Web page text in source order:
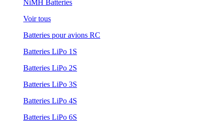
NiMH Batteries
Voir tous
Batteries pour avions RC
Batteries LiPo 1S
Batteries LiPo 2S
Batteries LiPo 3S
Batteries LiPo 4S
Batteries LiPo 6S